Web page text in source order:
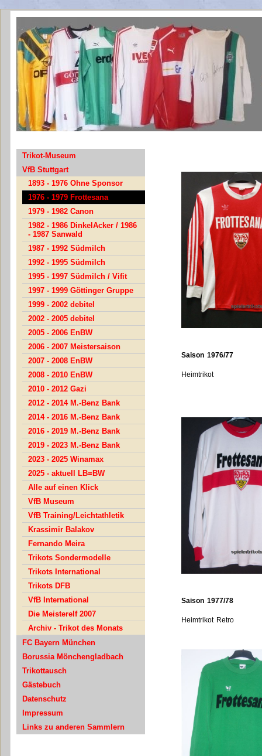
Trikot-Museum
VfB Stuttgart
1893 - 1976 Ohne Sponsor
1976 - 1979 Frottesana
1979 - 1982 Canon
1982 - 1986 DinkelAcker / 1986
- 1987 Sanwald
1987 - 1992 Südmilch
1992 - 1995 Südmilch
1995 - 1997 Südmilch / Vifit
1997 - 1999 Göttinger Gruppe
1999 - 2002 debitel
2002 - 2005 debitel
2005 - 2006 EnBW
2006 - 2007 Meistersaison
2007 - 2008 EnBW
2008 - 2010 EnBW
2010 - 2012 Gazi
2012 - 2014 M.-Benz Bank
2014 - 2016 M.-Benz Bank
2016 - 2019 M.-Benz Bank
2019 - 2023 M.-Benz Bank
2023 - 2025 Winamax
2025 - aktuell LB=BW
Alle auf einen Klick
VfB Museum
VfB Training/Leichtathletik
Krassimir Balakov
Fernando Meira
Trikots Sondermodelle
Trikots International
Trikots DFB
VfB International
Die Meisterelf 2007
Archiv - Trikot des Monats
FC Bayern München
Borussia Mönchengladbach
Trikottausch
Gästebuch
Datenschutz
Impressum
Links zu anderen Sammlern
Saison 1976/77
Heimtrikot
Saison 1977/78
Heimtrikot Retro